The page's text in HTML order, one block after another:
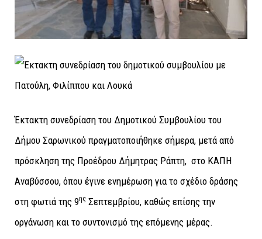
Έκτακτη συνεδρίαση του Δημοτικού Συμβουλίου του
Δήμου Σαρωνικού πραγματοποιήθηκε σήμερα, μετά από
πρόσκληση της Προέδρου Δήμητρας Ράπτη, στο ΚΑΠΗ
Αναβύσσου, όπου έγινε ενημέρωση για το σχέδιο δράσης
στη φωτιά της 9ης Σεπτεμβρίου, καθώς επίσης την
οργάνωση και το συντονισμό της επόμενης μέρας.